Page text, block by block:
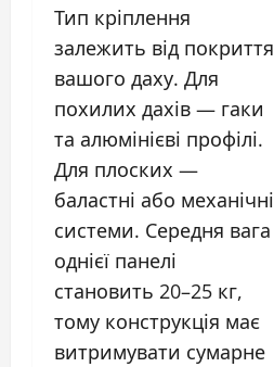
Тип кріплення
залежить від покриття
вашого даху. Для
похилих дахів — гаки
та алюмінієві профілі.
Для плоских —
баластні або механічні
системи. Середня вага
однієї панелі
становить 20–25 кг,
тому конструкція має
витримувати сумарне